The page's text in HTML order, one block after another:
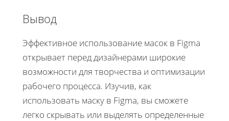
Вывод
Эффективное использование масок в Figma
открывает перед дизайнерами широкие
возможности для творчества и оптимизации
рабочего процесса. Изучив, как
использовать маску в Figma, вы сможете
легко скрывать или выделять определенные